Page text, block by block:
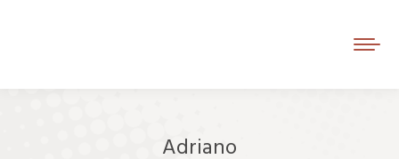
Adriano